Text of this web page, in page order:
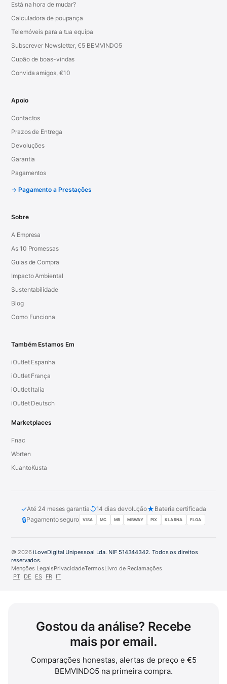
Está na hora de mudar?
Calculadora de poupança
Telemóveis para a tua equipa
Subscrever Newsletter, €5 BEMVINDO5
Cupão de boas-vindas
Convida amigos, €10
Apoio
Contactos
Prazos de Entrega
Devoluções
Garantia
Pagamentos
Pagamento a Prestações
Sobre
A Empresa
As 10 Promessas
Guias de Compra
Impacto Ambiental
Sustentabilidade
Blog
Como Funciona
Também Estamos Em
iOutlet Espanha
iOutlet França
iOutlet Italia
iOutlet Deutsch
Marketplaces
Fnac
Worten
KuantoKusta
✓Até 24 meses garantia↺14 dias devolução★ Bateria certificada
🔒Pagamento seguro VISA MC MB MBWAY PIX KLARNA FLOA
© 2026iLoveDigital Unipessoal Lda. NIF 514344342. Todos os direitos
reservados.
Menções LegaisPrivacidadeTermosLivro de Reclamações
PT DE ES FR IT
Gostou da análise? Recebe
mais por email.
Comparações honestas, alertas de preço e €5
BEMVINDO5 na primeira compra.